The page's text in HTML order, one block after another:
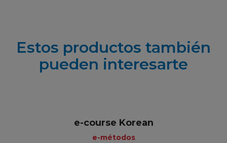
Estos productos también
pueden interesarte
e-course Korean
e-métodos